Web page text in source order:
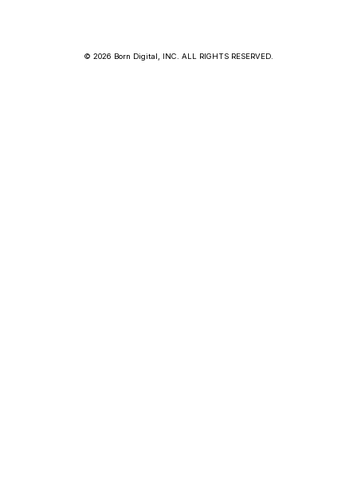
© 2026 Born Digital, INC. ALL RIGHTS RESERVED.